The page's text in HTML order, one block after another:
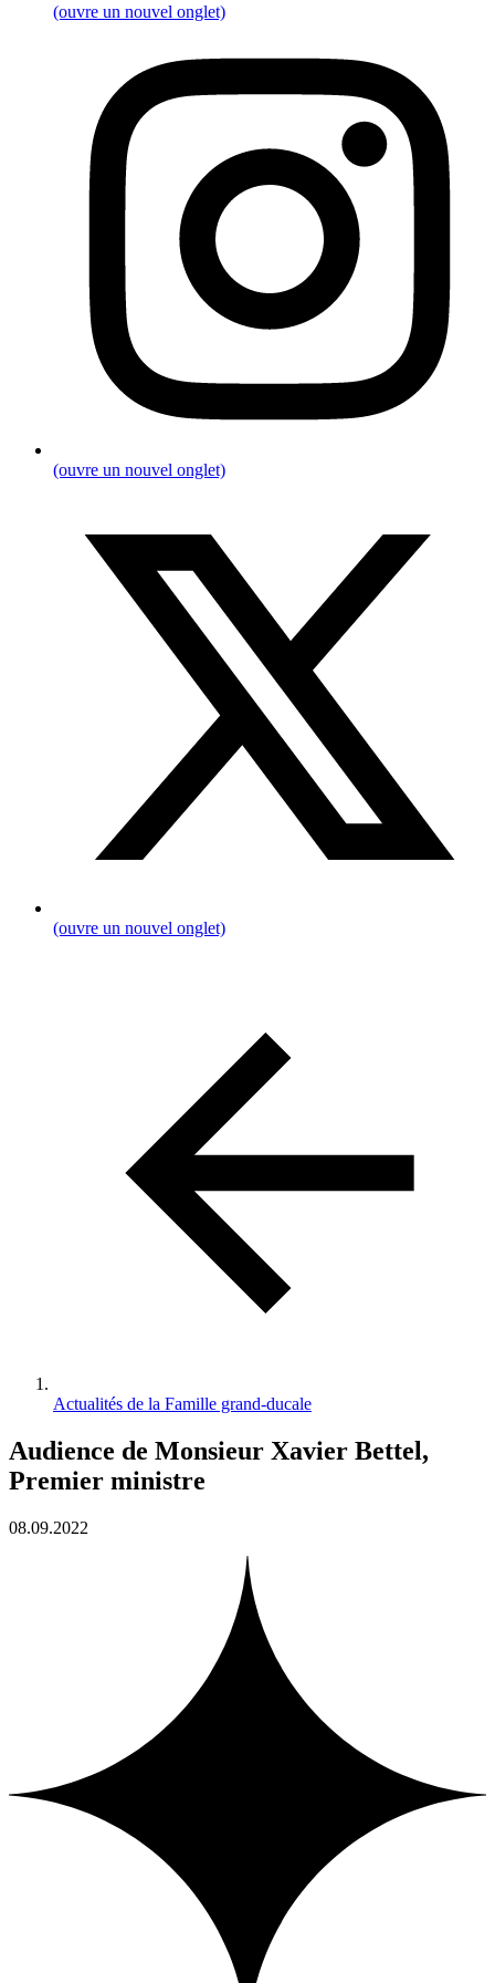
(ouvre un nouvel onglet)
(ouvre un nouvel onglet)
(ouvre un nouvel onglet)
Actualités de la Famille grand-ducale
Audience de Monsieur Xavier Bettel,
Premier ministre
08.09.2022